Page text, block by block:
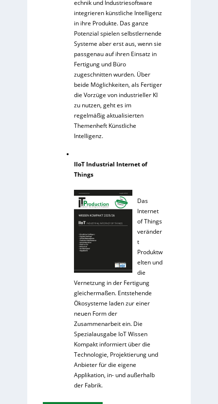
echnik und Industriesoftware
integrieren künstliche Intelligenz
in ihre Produkte. Das ganze
Potenzial spielen selbstlernende
Systeme aber erst aus, wenn sie
passgenau auf ihren Einsatz in
Fertigung und Büro
zugeschnitten wurden. Über
beide Möglichkeiten, als Fertiger
die Vorzüge von industrieller KI
zu nutzen, geht es im
regelmäßig aktualisierten
Themenheft Künstliche
Intelligenz.
IIoT Industrial Internet of
Things
Das
Internet
of Things
veränder
t
Produktw
elten und
die
Vernetzung in der Fertigung
gleichermaßen. Entstehende
Ökosysteme laden zur einer
neuen Form der
Zusammenarbeit ein. Die
Spezialausgabe IoT Wissen
Kompakt informiert über die
Technologie, Projektierung und
Anbieter für die eigene
Applikation, in- und außerhalb
der Fabrik.